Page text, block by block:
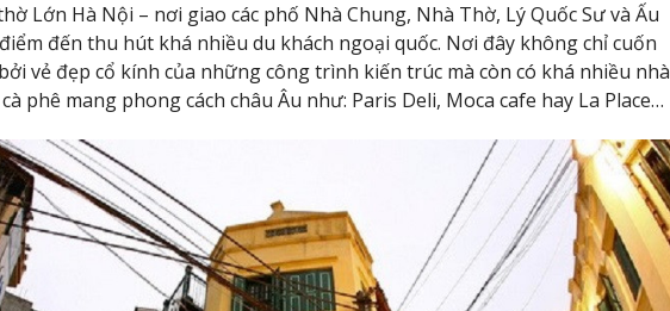
Lớn Hà Nội – nơi giao các phố Nhà Chung, Nhà Thờ, Lý Quốc Sư và Ấu
đến thu hút khá nhiều du khách ngoại quốc. Nơi đây không chỉ cuốn
vẻ đẹp cổ kính của những công trình kiến trúc mà còn có khá nhiều nhà
phê mang phong cách châu Âu như: Paris Deli, Moca cafe hay La Place…